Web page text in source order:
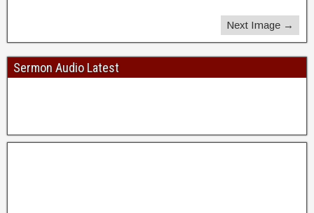
Next Image →
Sermon Audio Latest